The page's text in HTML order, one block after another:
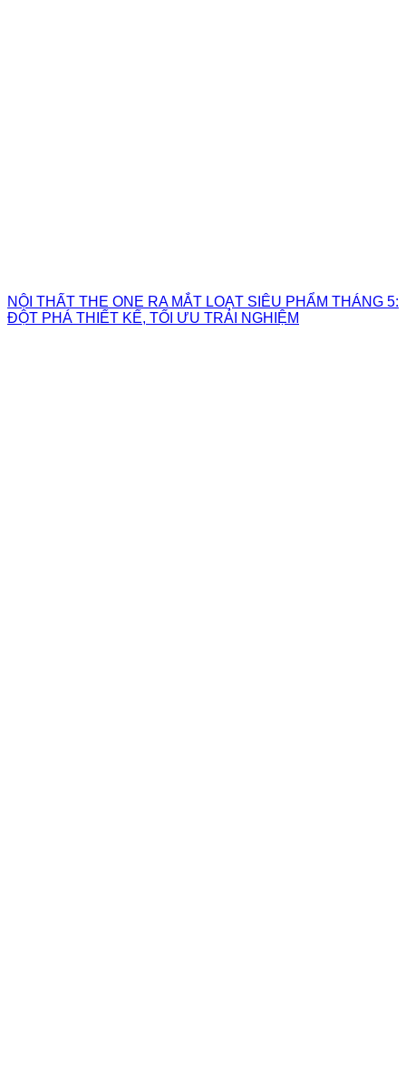
NỘI THẤT THE ONE RA MẮT LOẠT SIÊU PHẨM THÁNG 5:
ĐỘT PHÁ THIẾT KẾ, TỐI ƯU TRẢI NGHIỆM